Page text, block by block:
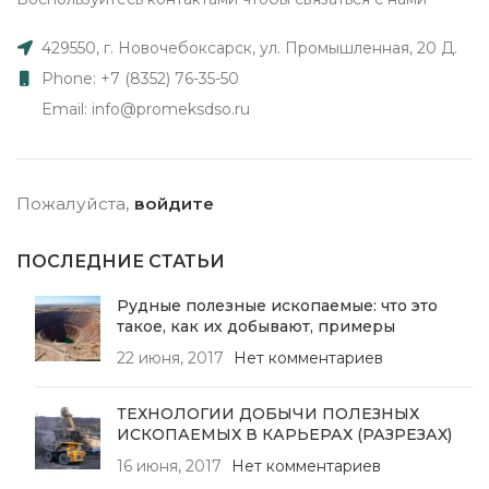
429550, г. Новочебоксарск, ул. Промышленная, 20 Д.
Phone: +7 (8352) 76-35-50
Email: info@promeksdso.ru
Пожалуйста, войдите
ПОСЛЕДНИЕ СТАТЬИ
Рудные полезные ископаемые: что это
такое, как их добывают, примеры
22 июня, 2017
Нет комментариев
ТЕХНОЛОГИИ ДОБЫЧИ ПОЛЕЗНЫХ
ИСКОПАЕМЫХ В КАРЬЕРАХ (РАЗРЕЗАХ)
16 июня, 2017
Нет комментариев